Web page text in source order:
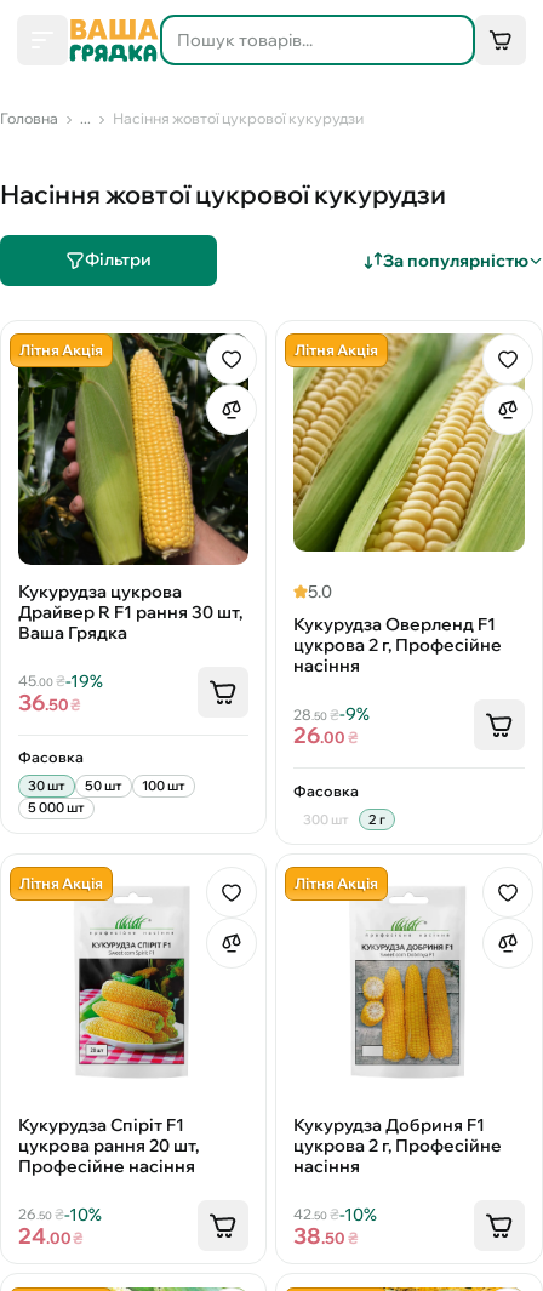
Головна ... Насіння жовтої цукрової кукурудзи
Насіння жовтої цукрової кукурудзи
Фільтри За популярністю
Літня Акція
Кукурудза цукрова
Драйвер R F1 рання 30 шт,
Ваша Грядка
45.00₴-19%
36.50₴
Фасовка
30 шт 50 шт
100 шт
5 000 шт
Літня Акція
5.0
Кукурудза Оверленд F1
цукрова 2 г, Професійне
насіння
28 .50 ₴-9%
26.00₴
Фасовка
300 шт 2 г
Літня Акція
Кукурудза Спіріт F1
цукрова рання 20 шт,
Професійне насіння
26.50₴-10%
24.00₴
Літня Акція
Кукурудза Добриня F1
цукрова 2 г, Професійне
насіння
42.50 ₴-10%
38.50₴